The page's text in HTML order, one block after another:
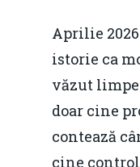
Aprilie
istorie ca
văzut
doar cine
contează
cine